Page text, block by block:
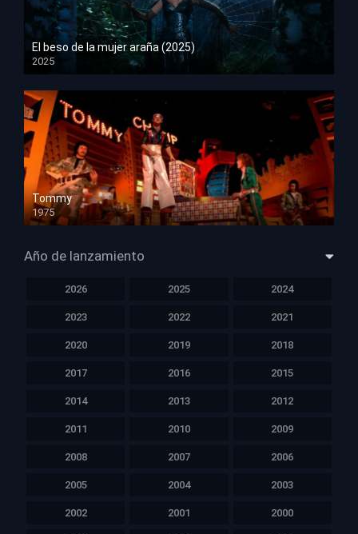
El beso de la mujer araña (2025)
2025
HD 1080p
Tommy
1975
HD 1080p
Año de lanzamiento
2026 2025 2024
2023 2022 2021
2020 2019 2018
2017 2016 2015
2014 2013 2012
2011 2010 2009
2008 2007 2006
2005 2004 2003
2002 2001 2000